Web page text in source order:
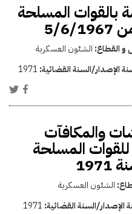
بالقوات المسلحة
و القطاع: الشئون العسكرية
الإصدار/السنة القضائية: 1971
والمكافآت
المسلحة
الشئون العسكرية
الإصدار/السنة القضائية: 1971